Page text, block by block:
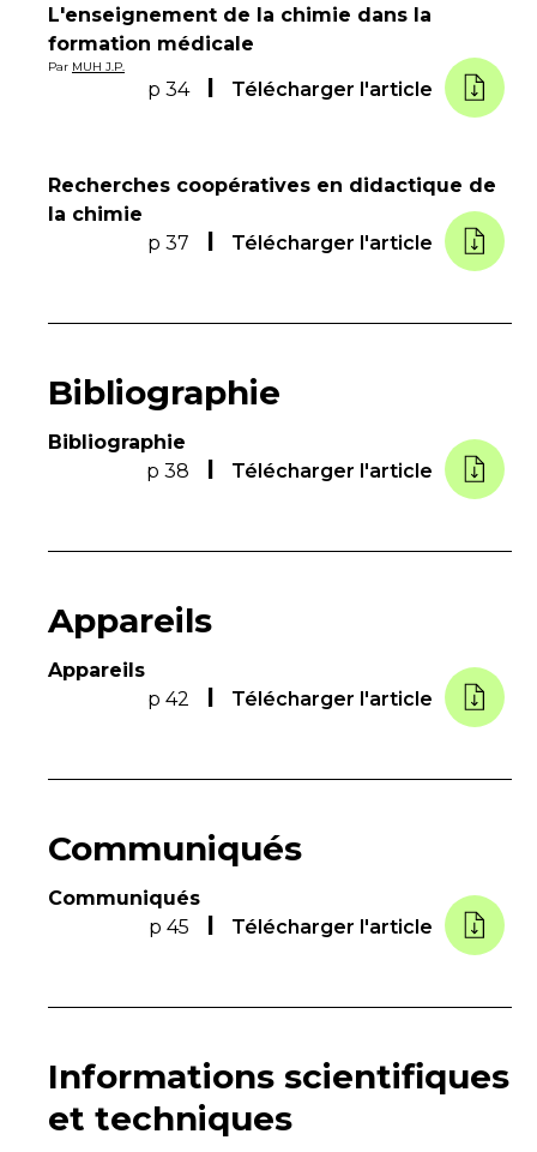
L'enseignement de la chimie dans la
formation médicale
Par MUH J.P.
p 34 Télécharger l'article
Recherches coopératives en didactique de
la chimie
p 37
Télécharger l'article
Bibliographie
Bibliographie
p 38
Télécharger l'article
Appareils
Appareils
p 42
Télécharger l'article
Communiqués
Communiqués
p 45
Télécharger l'article
Informations scientifiques
et techniques